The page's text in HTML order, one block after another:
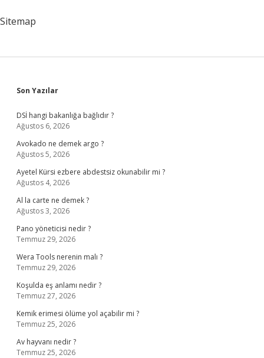
Sitemap
Sidebar
Son Yazılar
DSİ hangi bakanlığa bağlıdır ?
Ağustos 6, 2026
Avokado ne demek argo ?
Ağustos 5, 2026
Ayetel Kürsi ezbere abdestsiz okunabilir mi ?
Ağustos 4, 2026
Al la carte ne demek ?
Ağustos 3, 2026
Pano yöneticisi nedir ?
Temmuz 29, 2026
Wera Tools nerenin malı ?
Temmuz 29, 2026
Koşulda eş anlamı nedir ?
Temmuz 27, 2026
Kemik erimesi ölüme yol açabilir mi ?
Temmuz 25, 2026
Av hayvanı nedir ?
Temmuz 25, 2026